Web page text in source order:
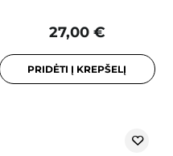
27,00 €
PRIDĖTI Į KREPŠELĮ